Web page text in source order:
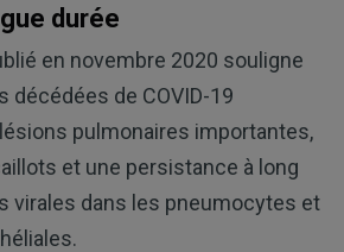
durée
en novembre 2020 souligne
décédées de COVID-19
pulmonaires importantes,
et une persistance à long
virales dans les pneumocytes et